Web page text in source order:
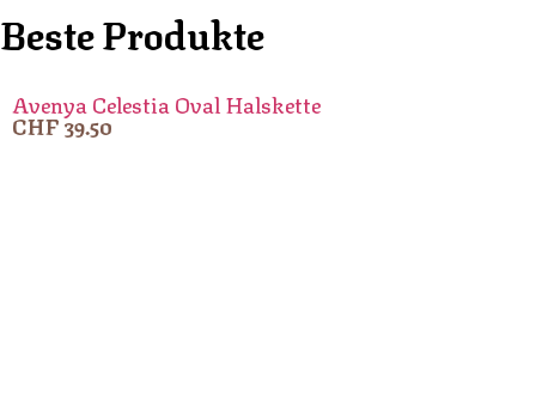
Beste Produkte
Avenya Celestia Oval Halskette
CHF39.50